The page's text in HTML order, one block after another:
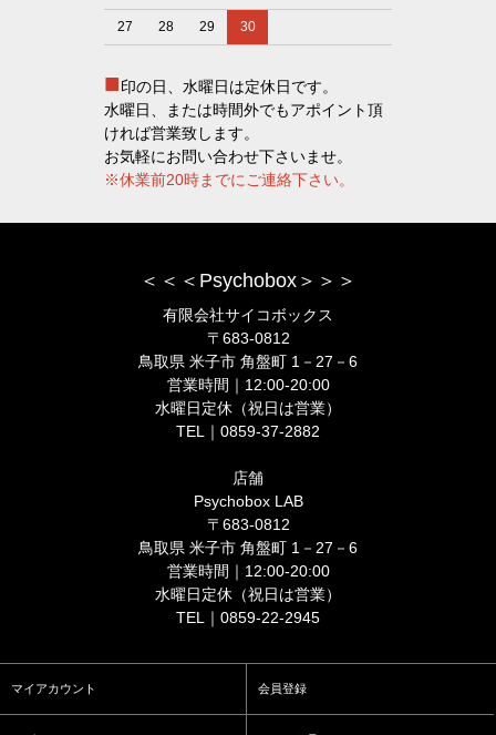
27 28 29 30
■印の日、水曜日は定休日です。
水曜日、または時間外でもアポイント頂
ければ営業致します。
お気軽にお問い合わせ下さいませ。
※休業前20時までにご連絡下さい。
＜＜＜Psychobox＞＞＞
有限会社サイコボックス
〒683-0812
鳥取県 米子市 角盤町 1－27－6
営業時間｜12:00-20:00
水曜日定休（祝日は営業）
TEL｜0859-37-2882
店舗
Psychobox LAB
〒683-0812
鳥取県 米子市 角盤町 1－27－6
営業時間｜12:00-20:00
水曜日定休（祝日は営業）
TEL｜0859-22-2945
マイアカウント 会員登録